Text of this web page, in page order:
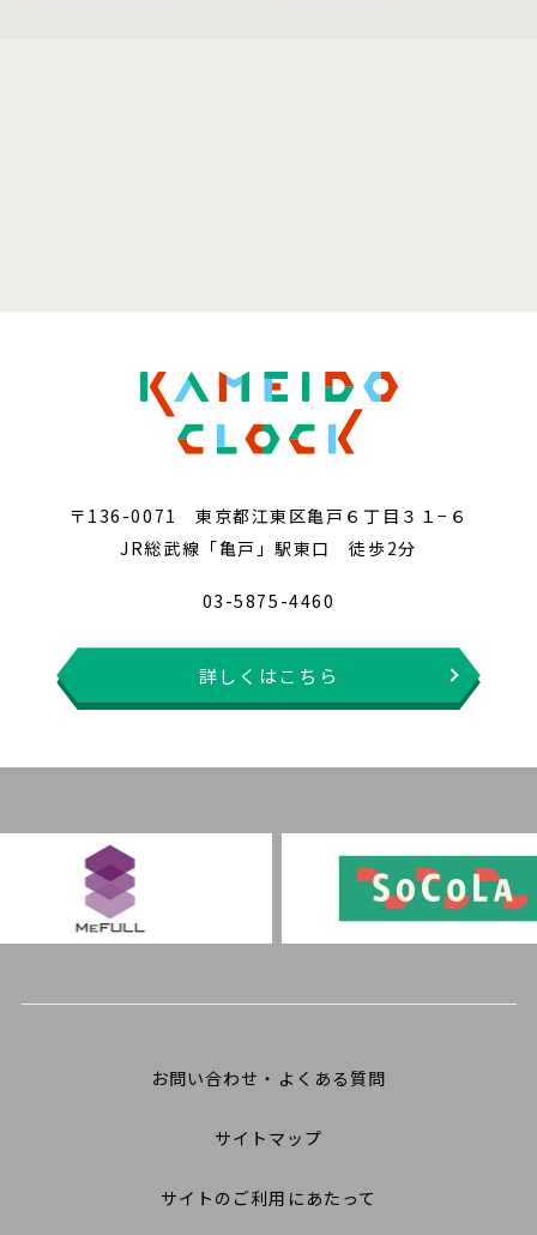
〒136-0071 東京都江東区亀戸６丁目３１−６
JR総武線「亀戸」駅東口 徒歩2分
03-5875-4460
詳しくはこちら
お問い合わせ・よくある質問
サイトマップ
サイトのご利用にあたって